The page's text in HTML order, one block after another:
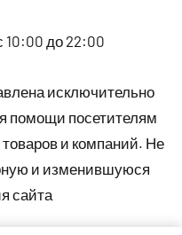
10:00 до 22:00
исключительно
помощи посетителям
и компаний. Не
и изменившуюся
сайта